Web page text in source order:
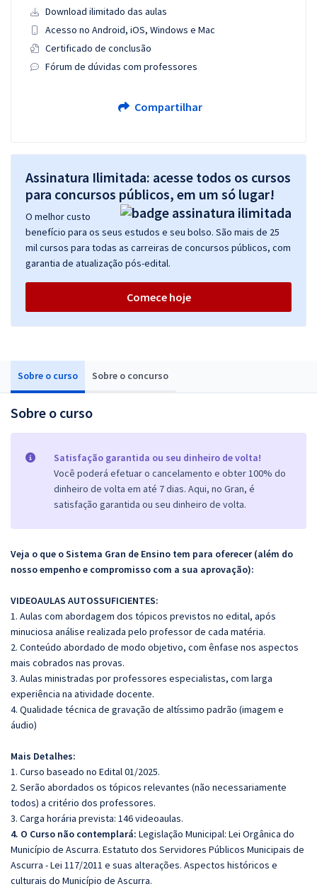
Sobre o curso Sobre o concurso
Sobre o curso
Satisfação garantida ou seu dinheiro de volta!
Você poderá efetuar o cancelamento e obter 100% do
dinheiro de volta em até 7 dias. Aqui, no Gran, é
satisfação garantida ou seu dinheiro de volta.
Veja o que o Sistema Gran de Ensino tem para oferecer (além do
nosso empenho e compromisso com a sua aprovação):
VIDEOAULAS AUTOSSUFICIENTES:
1. Aulas com abordagem dos tópicos previstos no edital, após
minuciosa análise realizada pelo professor de cada matéria.
2. Conteúdo abordado de modo objetivo, com ênfase nos aspectos
mais cobrados nas provas.
3. Aulas ministradas por professores especialistas, com larga
experiência na atividade docente.
4. Qualidade técnica de gravação de altíssimo padrão (imagem e
áudio)
Mais Detalhes:
1. Curso baseado no Edital 01/2025.
2. Serão abordados os tópicos relevantes (não necessariamente
todos) a critério dos professores.
3. Carga horária prevista: 146 videoaulas.
4. O Curso não contemplará: Legislação Municipal: Lei Orgânica do
Município de Ascurra. Estatuto dos Servidores Públicos Municipais de
Ascurra - Lei 117/2011 e suas alterações. Aspectos históricos e
culturais do Município de Ascurra.
Download ilimitado das aulas
Acesso no Android, iOS, Windows e Mac
Certificado de conclusão
Fórum de dúvidas com professores
Compartilhar
Assinatura Ilimitada: acesse todos os cursos
para concursos públicos, em um só lugar!
O melhor custo
benefício para os seus estudos e seu bolso. São mais de 25
mil cursos para todas as carreiras de concursos públicos, com
garantia de atualização pós-edital.
Comece hoje